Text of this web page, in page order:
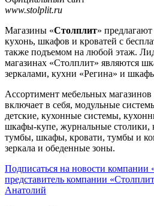
www.stolplit.ru
Магазины «Столплит»
кухонь, шкафов и кроватей с
также подъемом на любой этаж.
магазинах «Столплит» являются
зеркалами, кухни «Регина» и
Ассортимент мебельных
включает в себя, модульные
детские, кухонные системы,
шкафы-купе, журнальные
тумбы, шкафы, кровати, тумбы и
зеркала и обеденные зоны.
Подписаться на новости компании
представитель компании
Анатолий